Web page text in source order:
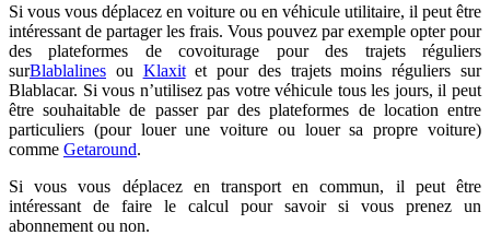
Si vous vous déplacez en voiture ou en véhicule utilitaire, il peut être
intéressant de partager les frais. Vous pouvez par exemple opter pour
des plateformes de covoiturage pour des trajets réguliers
surBlablalines ou Klaxitet pour des trajets moins réguliers sur
Blablacar. Si vous n’utilisez pas votre véhicule tous les jours, il peut
être souhaitable de passer par des plateformes de location entre
particuliers (pour louer une voiture ou louer sa propre voiture)
comme Getaround.
Si vous vous déplacez en transport en commun, il peut être
intéressant de faire le calcul pour savoir si vous prenez un
abonnement ou non.